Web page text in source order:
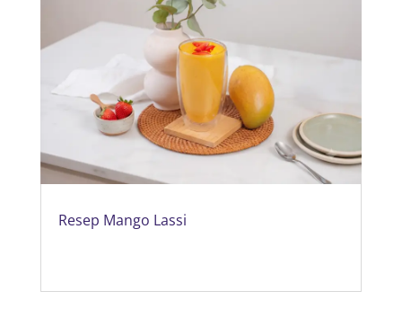
Resep Mango Lassi